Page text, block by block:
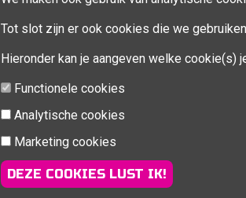
Tot slot zijn er ook cookies die we
Hieronder kan je aangeven welke cookie(s)
Functionele cookies
Analytische cookies
Marketing cookies
DEZE COOKIES LUST IK!
Klant adressen
Winkelwagen
Aankoop beheren